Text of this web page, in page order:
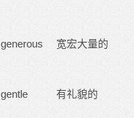
generous 宽宏大量的
gentle 有礼貌的